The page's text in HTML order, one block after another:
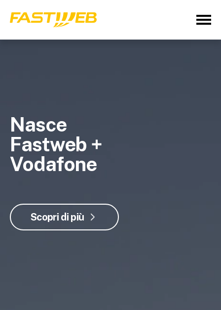
Nasce
Fastweb +
Vodafone
Scopri di più